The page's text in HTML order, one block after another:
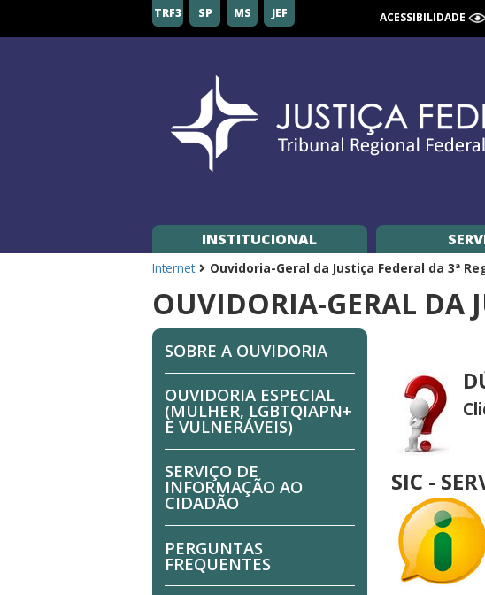
Federal
TRF3 SP MS JEF ACESSIBILIDADE
INSTITUCIONAL
Internet Ouvidoria-Geral da Justiça Federal da 3ª
OUVIDORIA-GERAL DA
SOBRE A OUVIDORIA
OUVIDORIA ESPECIAL
(MULHER, LGBTQIAPN+
E VULNERÁVEIS)
SERVIÇO DE
INFORMAÇÃO AO
CIDADÃO
PERGUNTAS
FREQUENTES
SIC -